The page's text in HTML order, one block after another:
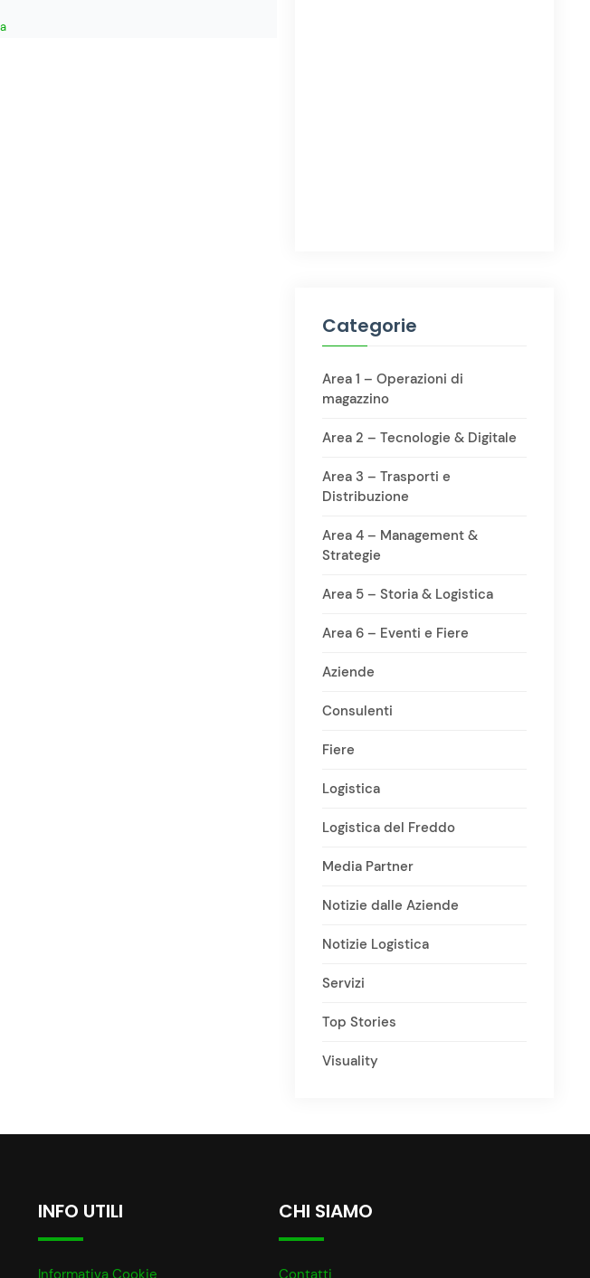
Categorie
Area 1 – Operazioni di
magazzino
Area 2 – Tecnologie & Digitale
Area 3 – Trasporti e
Distribuzione
Area 4 – Management &
Strategie
Area 5 – Storia & Logistica
Area 6 – Eventi e Fiere
Aziende
Consulenti
Fiere
Logistica
Logistica del Freddo
Media Partner
Notizie dalle Aziende
Notizie Logistica
Servizi
Top Stories
Visuality
INFO UTILI
Informativa Cookie
CHI SIAMO
Contatti